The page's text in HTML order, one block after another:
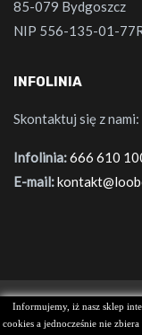
85-079 Bydgoszcz
NIP 556-135-01-
INFOLINIA
Skontaktuj się z nami:
Infolinia:666 610
E-mail:
Informujemy, iż nasz sklep
cookies a jednocześnie nie©